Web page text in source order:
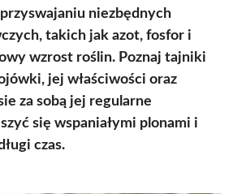
niezbędnych
takich jak azot, fosfor i
wzrost roślin. Poznaj tajniki
jej właściwości oraz
za sobą jej regularne
się wspaniałymi plonami i
czas.